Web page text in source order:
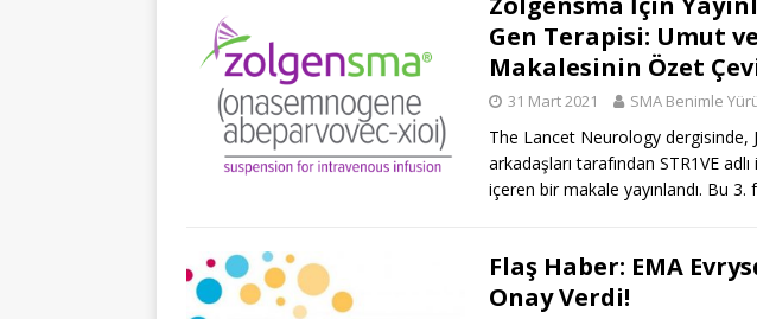
Gen Terapisi: Umut
Makalesinin Özet
31 Mart 2021 SMA Benimle
The Lancet Neurology dergisinde,
arkadaşları tarafından STR1VE
içeren bir makale yayınlandı. Bu
Flaş Haber: EMA
Onay Verdi!